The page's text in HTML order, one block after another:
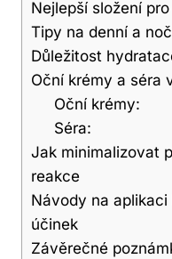
Nejlepší složení
Tipy na denní a
Důležitost
Oční krémy a séra
Oční krémy:
Séra:
Jak minimalizovat
reakce
Návody na
účinek
Závěrečné